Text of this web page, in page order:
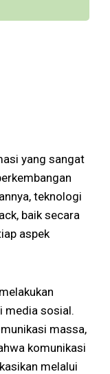
yang sangat
teknologi
baik secara
aspek
media sosial.
massa,
komunikasi
melalui